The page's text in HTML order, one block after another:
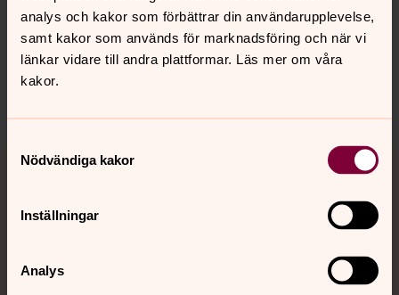
analys och kakor som förbättrar din användarupplevelse,
samt kakor som används för marknadsföring och när vi
länkar vidare till andra plattformar. Läs mer om våra
kakor.
Nödvändiga kakor
Inställningar
Analys
innehåll?
adolf-fredrik.forsamling@svenskakyrkan.se
Dela
Tillbaka till toppen
Tillbaka till innehållet